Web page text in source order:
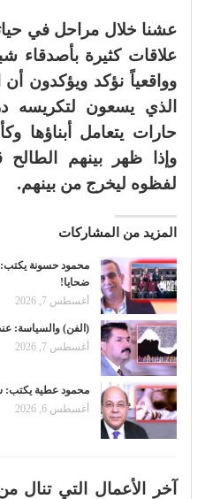
عشنا خلال مراحل في
علاقات كثيرة بأصدقاء
وواقعياً نؤكد ويؤكدون
الذي يسعون لتكريسه
حارات يتعامل أبناؤها
وإذا ظهر بينهم
لفظوه ليخرج من بينهم.
المزيد من المشاركات
محمود حسونة يكتب:
ضحايا!
أغسطس 7, 2026
(الفن) والسياسة:
أغسطس 7, 2026
محمود عطية يكتب:
أغسطس 6, 2026
آخر الأعمال التي تنال